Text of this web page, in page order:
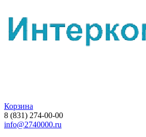
Корзина
8 (831) 274-00-00
info@2740000.ru